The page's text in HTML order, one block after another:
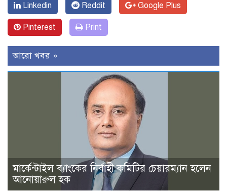
Linkedin Reddit Google Plus
Pinterest Print
আরো খবর »
মার্কেন্টাইল ব্যাংকের নির্বাহী কমিটির চেয়ারম্যান হলেন
আনোয়ারুল হক